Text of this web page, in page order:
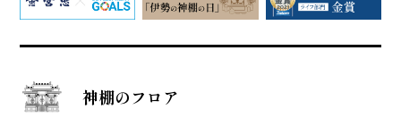
神棚のフロア